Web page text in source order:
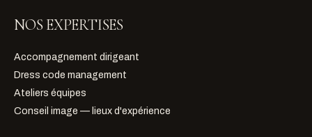
NOS EXPERTISES
Accompagnement dirigeant
Dress code management
Ateliers équipes
Conseil image — lieux d'expérience